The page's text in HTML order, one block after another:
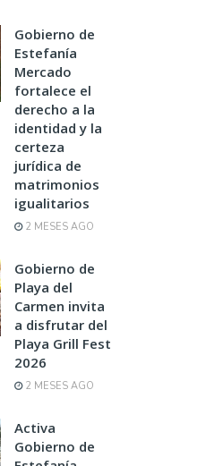
Gobierno de
Estefanía
Mercado
fortalece el
derecho a la
identidad y la
certeza
jurídica de
matrimonios
igualitarios
2 MESES AGO
Gobierno de
Playa del
Carmen invita
a disfrutar del
Playa Grill Fest
2026
2 MESES AGO
Activa
Gobierno de